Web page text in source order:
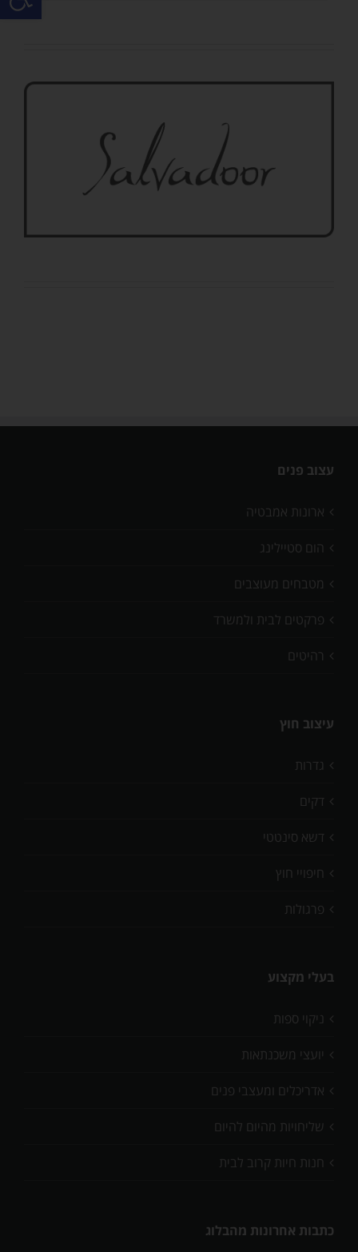
עצוב פנים
ארונות אמבטיה
הום סטיילינג
מטבחים מעוצבים
פרקטים לבית ולמשרד
רהיטים
עיצוב חוץ
גדרות
דקים
דשא סינטטי
חיפויי חוץ
פרגולות
בעלי מקצוע
ניקוי ספות
יועצי משכנתאות
אדריכלים ומעצבי פנים
שליחויות מהיום להיום
חנות חיות קרוב לבית
כתבות אחרונות מהבלוג